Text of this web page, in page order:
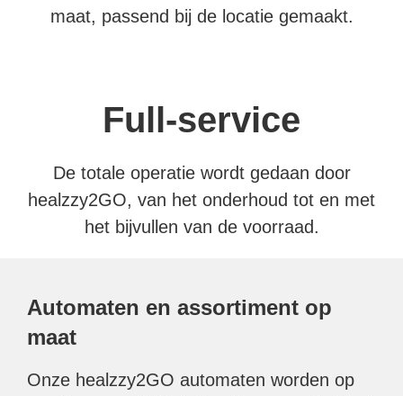
maat, passend bij de locatie gemaakt.
Full-service
De totale operatie wordt gedaan door
healzzy2GO, van het onderhoud tot en met
het bijvullen van de voorraad.
Automaten en assortiment op
maat
Onze healzzy2GO automaten worden op